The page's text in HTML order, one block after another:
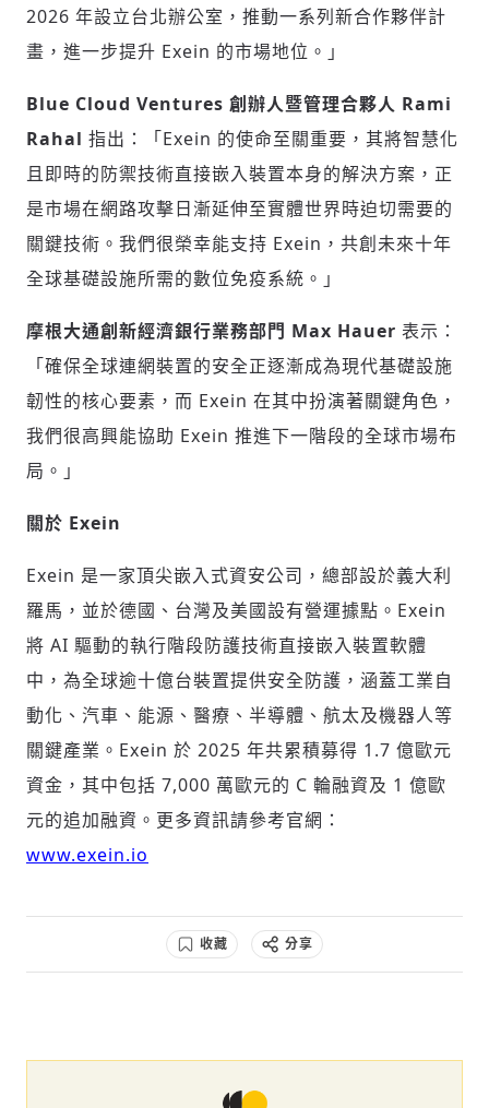
2026 年設立台北辦公室，推動一系列新合作夥伴計
畫，進一步提升 Exein 的市場地位。」
Blue Cloud Ventures 創辦人暨管理合夥人 Rami
Rahal 指出：「Exein 的使命至關重要，其將智慧化
且即時的防禦技術直接嵌入裝置本身的解決方案，正
是市場在網路攻擊日漸延伸至實體世界時迫切需要的
關鍵技術。我們很榮幸能支持 Exein，共創未來十年
全球基礎設施所需的數位免疫系統。」
摩根大通創新經濟銀行業務部門 Max Hauer 表示：
「確保全球連網裝置的安全正逐漸成為現代基礎設施
韌性的核心要素，而 Exein 在其中扮演著關鍵角色，
我們很高興能協助 Exein 推進下一階段的全球市場布
局。」
關於 Exein
Exein 是一家頂尖嵌入式資安公司，總部設於義大利
羅馬，並於德國、台灣及美國設有營運據點。Exein
將 AI 驅動的執行階段防護技術直接嵌入裝置軟體
中，為全球逾十億台裝置提供安全防護，涵蓋工業自
動化、汽車、能源、醫療、半導體、航太及機器人等
關鍵產業。Exein 於 2025 年共累積募得 1.7 億歐元
資金，其中包括 7,000 萬歐元的 C 輪融資及 1 億歐
元的追加融資。更多資訊請參考官網：
www.exein.io
收藏 分享